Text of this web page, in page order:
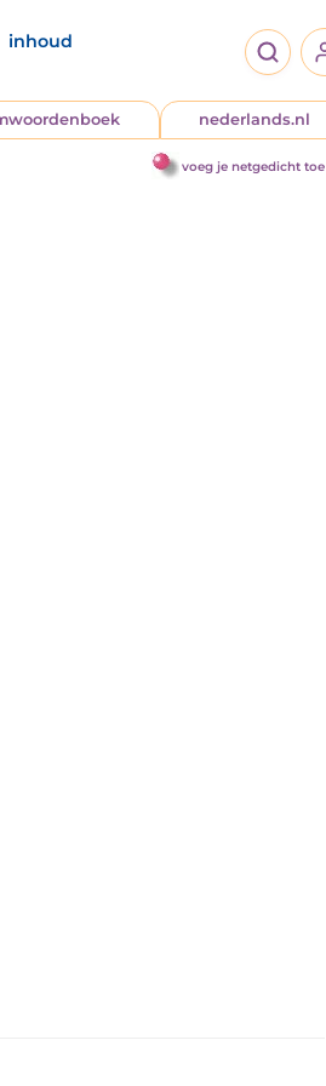
inhoud
nederlands.nl
voeg je netgedicht toe